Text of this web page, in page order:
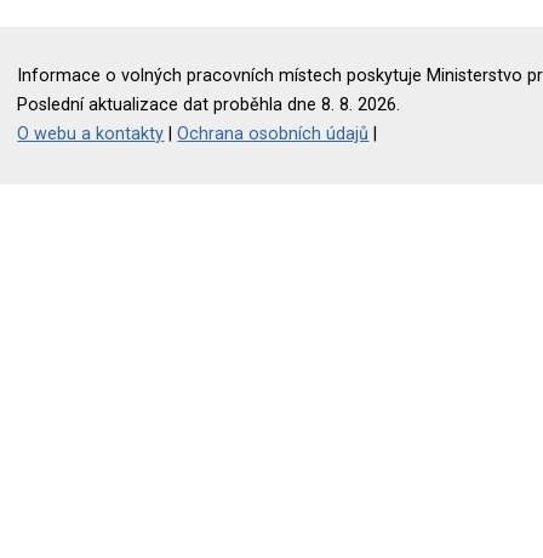
Informace o volných pracovních místech poskytuje Ministerstvo
Poslední aktualizace dat proběhla dne 8. 8. 2026.
O webu a kontakty |Ochrana osobních údajů